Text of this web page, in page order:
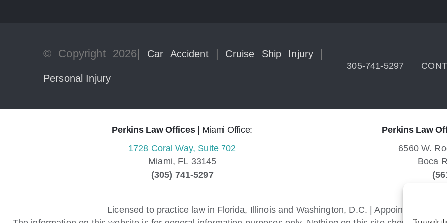
To provide
© Copyright 2026| Car Accident| Cruise Ship Injury |
Personal Injury
305-741-5297
Perkins Law Offices| Miami Office:
1728 Coral Way, Suite 702
Miami, FL 33145
(305) 741-5297
Perkins Law
6560 W.
Boca
Licensed to practice law in Florida, Illinois and Washington, D.C. | Appointments: